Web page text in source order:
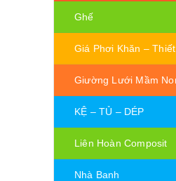
Ghế
Giá Phơi Khăn –
Giường Lưới Mầm
KỆ – TỦ – DÉP
Liên Hoàn Composit
Nhà Banh